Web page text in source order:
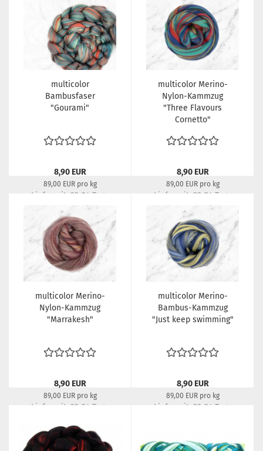
multicolor
Bambusfaser
"Gourami"
8,90 EUR
89,00 EUR pro kg
Lieferzeit: 22-24 Tage
multicolor Merino-
Nylon-Kammzug
"Three Flavours
Cornetto"
8,90 EUR
89,00 EUR pro kg
Lieferzeit: 22-24 Tage
multicolor Merino-
Nylon-Kammzug
"Marrakesh"
8,90 EUR
89,00 EUR pro kg
Lieferzeit: 22-24 Tage
multicolor Merino-
Bambus-Kammzug
"Just keep swimming"
8,90 EUR
89,00 EUR pro kg
Lieferzeit: 22-24 Tage